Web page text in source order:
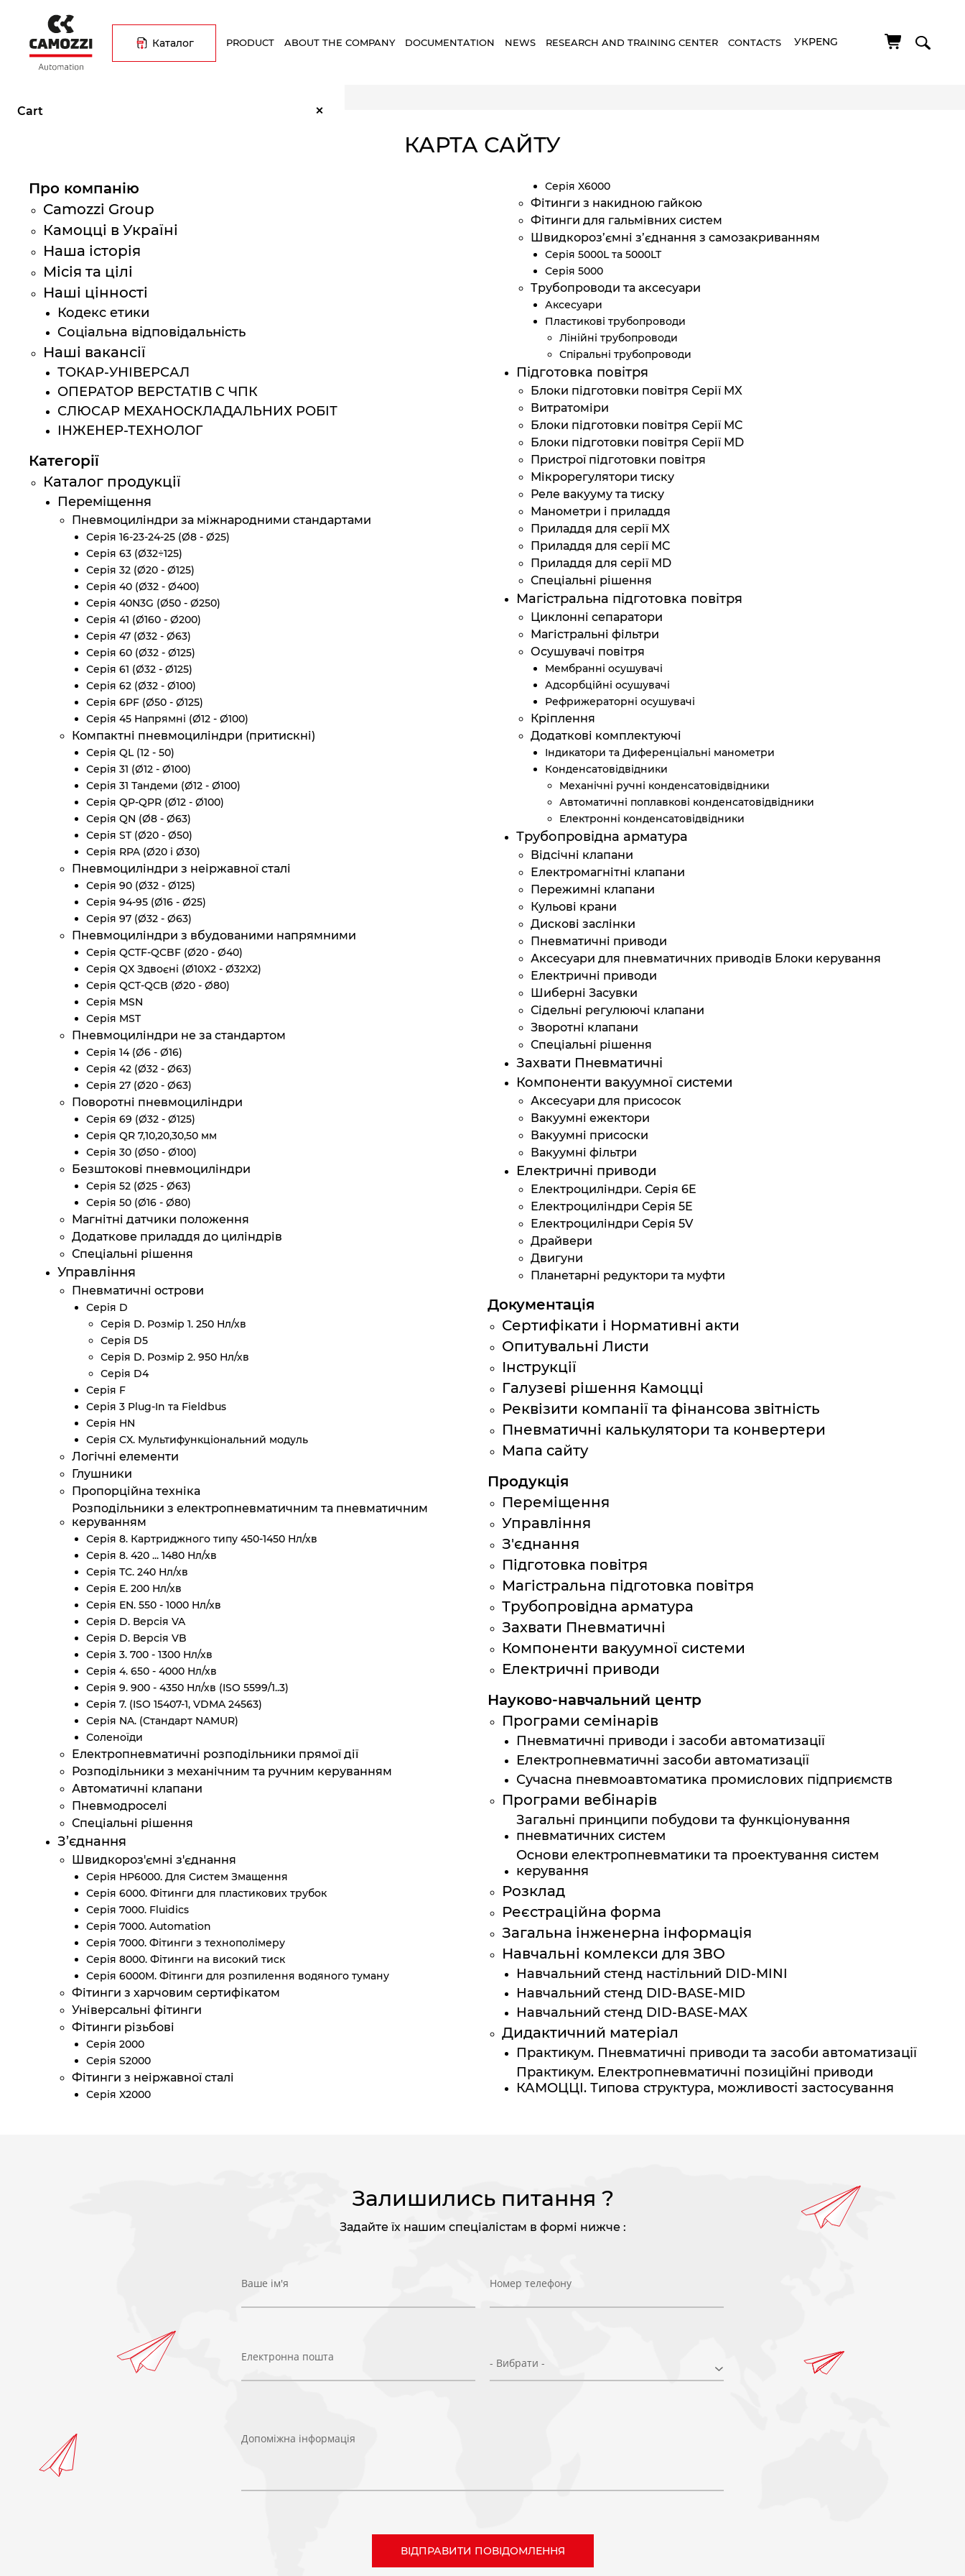
content
Каталог PRODUCT ABOUT THE COMPANY DOCUMENTATION NEWS RESEARCH AND TRAINING CENTER CONTACTS УКРENG
Cart ×
КАРТА САЙТУ
Про компанію
Camozzi Group
Камоцці в Україні
Наша історія
Місія та цілі
Наші цінності
Кодекс етики
Cоціальна відповідальність
Наші вакансії
ТОКАР-УНІВЕРСАЛ
ОПЕРАТОР ВЕРСТАТІВ С ЧПК
СЛЮСАР МЕХАНОСКЛАДАЛЬНИХ РОБІТ
ІНЖЕНЕР-ТЕХНОЛОГ
Категорії
Каталог продукції
Переміщення
Пневмоциліндри за міжнародними стандартами
Серія 16-23-24-25 (Ø8 - Ø25)
Серія 63 (Ø32÷125)
Серія 32 (Ø20 - Ø125)
Серія 40 (Ø32 - Ø400)
Серія 40N3G (Ø50 - Ø250)
Серія 41 (Ø160 - Ø200)
Серія 47 (Ø32 - Ø63)
Серія 60 (Ø32 - Ø125)
Серія 61 (Ø32 - Ø125)
Серія 62 (Ø32 - Ø100)
Серія 6PF (Ø50 - Ø125)
Серія 45 Напрямні (Ø12 - Ø100)
Компактні пневмоциліндри (притискні)
Серія QL (12 - 50)
Серія 31 (Ø12 - Ø100)
Серія 31 Тандеми (Ø12 - Ø100)
Серія QP-QPR (Ø12 - Ø100)
Серія QN (Ø8 - Ø63)
Серія ST (Ø20 - Ø50)
Серія RPA (Ø20 і Ø30)
Пневмоциліндри з неіржавної сталі
Серія 90 (Ø32 - Ø125)
Серія 94-95 (Ø16 - Ø25)
Серія 97 (Ø32 - Ø63)
Пневмоциліндри з вбудованими напрямними
Серія QCTF-QCBF (Ø20 - Ø40)
Серія QX Здвоєні (Ø10X2 - Ø32X2)
Серія QCT-QCB (Ø20 - Ø80)
Серія MSN
Серія MST
Пневмоциліндри не за стандартом
Серія 14 (Ø6 - Ø16)
Серія 42 (Ø32 - Ø63)
Серія 27 (Ø20 - Ø63)
Поворотні пневмоциліндри
Серія 69 (Ø32 - Ø125)
Серія QR 7,10,20,30,50 мм
Серія 30 (Ø50 - Ø100)
Безштокові пневмоциліндри
Серія 52 (Ø25 - Ø63)
Серія 50 (Ø16 - Ø80)
Магнітні датчики положення
Додаткове приладдя до циліндрів
Спеціальні рішення
Управління
Пневматичні острови
Серія D
Серія D. Розмір 1. 250 Нл/хв
Серія D5
Серія D. Розмір 2. 950 Нл/хв
Серія D4
Серія F
Серія 3 Plug-In та Fieldbus
Серія HN
Серія CX. Мультифункціональний модуль
Логічні елементи
Глушники
Пропорційна техніка
Розподільники з електропневматичним та пневматичним
керуванням
Серія 8. Картриджного типу 450-1450 Нл/хв
Серія 8. 420 ... 1480 Нл/хв
Серія ТС. 240 Нл/хв
Серія Е. 200 Нл/хв
Серія EN. 550 - 1000 Нл/хв
Серія D. Версія VA
Серія D. Версія VB
Серія 3. 700 - 1300 Нл/хв
Серія 4. 650 - 4000 Нл/хв
Серія 9. 900 - 4350 Нл/хв (ISO 5599/1..3)
Серія 7. (ISO 15407-1, VDMA 24563)
Серія NA. (Стандарт NAMUR)
Соленоїди
Електропневматичні розподільники прямої дії
Розподільники з механічним та ручним керуванням
Автоматичні клапани
Пневмодроселі
Спеціальні рішення
З’єднання
Швидкороз'ємні з'єднання
Серія HP6000. Для Систем Змащення
Серія 6000. Фітинги для пластикових трубок
Серія 7000. Fluidics
Серія 7000. Automation
Серія 7000. Фітинги з технополімеру
Серія 8000. Фітинги на високий тиск
Серія 6000M. Фітинги для розпилення водяного туману
Фітинги з харчовим сертифікатом
Універсальні фітинги
Фітинги різьбові
Серія 2000
Серія S2000
Фітинги з неіржавної сталі
Серія X2000
Серія X6000
Фітинги з накидною гайкою
Фітинги для гальмівних систем
Швидкороз’ємні з’єднання з самозакриванням
Серія 5000L та 5000LT
Серія 5000
Трубопроводи та аксесуари
Аксесуари
Пластикові трубопроводи
Лінійні трубопроводи
Спіральні трубопроводи
Підготовка повітря
Блоки підготовки повітря Серії MX
Витратоміри
Блоки підготовки повітря Серії MC
Блоки підготовки повітря Серії MD
Пристрої підготовки повітря
Мікрорегулятори тиску
Реле вакууму та тиску
Манометри і приладдя
Приладдя для серії MX
Приладдя для серії MC
Приладдя для серії MD
Спеціальні рішення
Магістральна підготовка повітря
Циклонні сепаратори
Магістральні фільтри
Осушувачі повітря
Мембранні осушувачі
Адсорбційні осушувачі
Рефрижераторні осушувачі
Кріплення
Додаткові комплектуючі
Індикатори та Диференціальні манометри
Конденсатовідвідники
Механічні ручні конденсатовідвідники
Автоматичні поплавкові конденсатовідвідники
Електронні конденсатовідвідники
Трубопровідна арматура
Відсічні клапани
Електромагнітні клапани
Пережимні клапани
Кульові крани
Дискові заслінки
Пневматичні приводи
Аксесуари для пневматичних приводів Блоки керування
Електричні приводи
Шиберні Засувки
Сідельні регулюючі клапани
Зворотні клапани
Спеціальні рішення
Захвати Пневматичні
Компоненти вакуумної системи
Аксесуари для присосок
Вакуумні ежектори
Вакуумні присоски
Вакуумні фільтри
Електричні приводи
Електроциліндри. Серія 6E
Електроциліндри Серія 5E
Електроциліндри Серія 5V
Драйвери
Двигуни
Планетарні редуктори та муфти
Документація
Сертифікати і Нормативні акти
Опитувальні Листи
Інструкції
Галузеві рішення Камоцці
Реквізити компанії та фінансова звітність
Пневматичні калькулятори та конвертери
Мапа сайту
Продукція
Переміщення
Управління
З'єднання
Підготовка повітря
Магістральна підготовка повітря
Трубопровідна арматура
Захвати Пневматичні
Компоненти вакуумної системи
Електричні приводи
Науково-навчальний центр
Програми семінарів
Пневматичні приводи і засоби автоматизації
Електропневматичні засоби автоматизації
Сучасна пневмоавтоматика промислових підприємств
Програми вебінарів
Загальні принципи побудови та функціонування
пневматичних систем
Основи електропневматики та проектування систем
керування
Розклад
Реєстраційна форма
Загальна інженерна інформація
Навчальні комлекси для ЗВО
Навчальний стенд настільний DID-MINI
Навчальний стенд DID-BASE-MID
Навчальний стенд DID-BASE-MAX
Дидактичний матеріал
Практикум. Пневматичні приводи та засоби автоматизації
Практикум. Електропневматичні позиційні приводи
КАМОЦЦІ. Типова структура, можливості застосування
Залишились питання ?
Задайте їх нашим спеціалістам в формі нижче :
Ваше ім'я Номер телефону
Електронна пошта - Вибрати -
Допоміжна інформація